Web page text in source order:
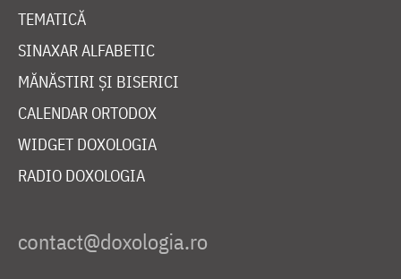
TEMATICĂ
SINAXAR ALFABETIC
MĂNĂSTIRI ȘI BISERICI
CALENDAR ORTODOX
WIDGET DOXOLOGIA
RADIO DOXOLOGIA